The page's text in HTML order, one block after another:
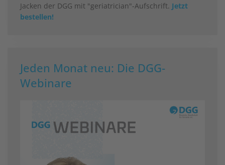
Jacken der DGG mit "geriatrician"-Aufschrift. Jetzt
bestellen!
Jeden Monat neu: Die DGG-
Webinare